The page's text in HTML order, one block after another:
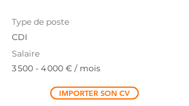
Type de poste
CDI
Salaire
3 500 - 4 000 € / mois
IMPORTER SON CV